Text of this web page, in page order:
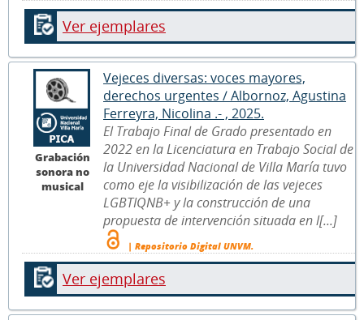
Ver ejemplares
Grabación
sonora no
musical
Vejeces diversas: voces mayores,
derechos urgentes / Albornoz, Agustina
Ferreyra, Nicolina .- , 2025.
El Trabajo Final de Grado presentado en
2022 en la Licenciatura en Trabajo Social de
la Universidad Nacional de Villa María tuvo
como eje la visibilización de las vejeces
LGBTIQNB+ y la construcción de una
propuesta de intervención situada en l[...]
| Repositorio Digital UNVM.
Ver ejemplares